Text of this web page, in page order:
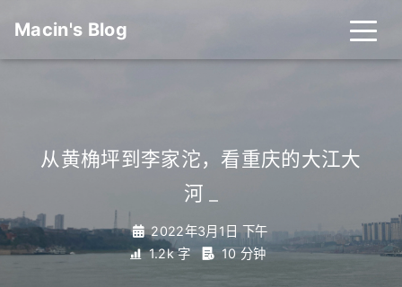
Macin's Blog
从黄桷坪到李家沱，看重庆的大江大
河
2022年3月1日 下午
1.2k 字
10 分钟